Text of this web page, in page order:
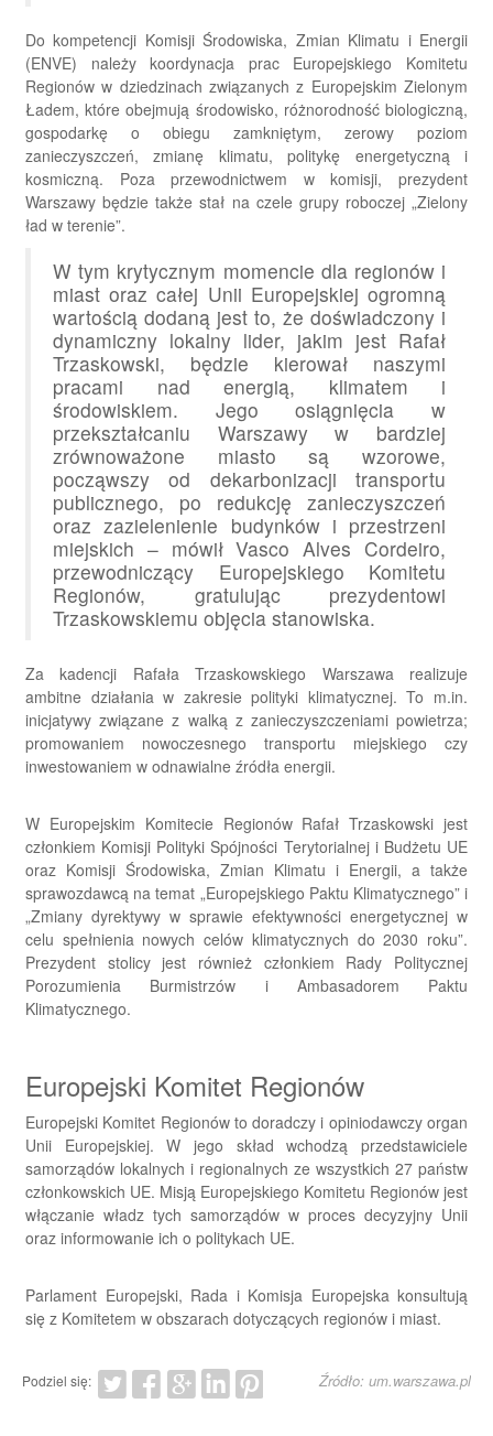
Do kompetencji Komisji Środowiska, Zmian Klimatu i Energii
(ENVE) należy koordynacja prac Europejskiego Komitetu
Regionów w dziedzinach związanych z Europejskim Zielonym
Ładem, które obejmują środowisko, różnorodność biologiczną,
gospodarkę o obiegu zamkniętym, zerowy poziom
zanieczyszczeń, zmianę klimatu, politykę energetyczną i
kosmiczną. Poza przewodnictwem w komisji, prezydent
Warszawy będzie także stał na czele grupy roboczej „Zielony
ład w terenie”.
W tym krytycznym momencie dla regionów i
miast oraz całej Unii Europejskiej ogromną
wartością dodaną jest to, że doświadczony i
dynamiczny lokalny lider, jakim jest Rafał
Trzaskowski, będzie kierował naszymi
pracami nad energią, klimatem i
środowiskiem. Jego osiągnięcia w
przekształcaniu Warszawy w bardziej
zrównoważone miasto są wzorowe,
począwszy od dekarbonizacji transportu
publicznego, po redukcję zanieczyszczeń
oraz zazielenienie budynków i przestrzeni
miejskich – mówił Vasco Alves Cordeiro,
przewodniczący Europejskiego Komitetu
Regionów, gratulując prezydentowi
Trzaskowskiemu objęcia stanowiska.
Za kadencji Rafała Trzaskowskiego Warszawa realizuje
ambitne działania w zakresie polityki klimatycznej. To m.in.
inicjatywy związane z walką z zanieczyszczeniami powietrza;
promowaniem nowoczesnego transportu miejskiego czy
inwestowaniem w odnawialne źródła energii.
W Europejskim Komitecie Regionów Rafał Trzaskowski jest
członkiem Komisji Polityki Spójności Terytorialnej i Budżetu UE
oraz Komisji Środowiska, Zmian Klimatu i Energii, a także
sprawozdawcą na temat „Europejskiego Paktu Klimatycznego” i
„Zmiany dyrektywy w sprawie efektywności energetycznej w
celu spełnienia nowych celów klimatycznych do 2030 roku”.
Prezydent stolicy jest również członkiem Rady Politycznej
Porozumienia Burmistrzów i Ambasadorem Paktu
Klimatycznego.
Europejski Komitet Regionów
Europejski Komitet Regionów to doradczy i opiniodawczy organ
Unii Europejskiej. W jego skład wchodzą przedstawiciele
samorządów lokalnych i regionalnych ze wszystkich 27 państw
członkowskich UE. Misją Europejskiego Komitetu Regionów jest
włączanie władz tych samorządów w proces decyzyjny Unii
oraz informowanie ich o politykach UE.
Parlament Europejski, Rada i Komisja Europejska konsultują
się z Komitetem w obszarach dotyczących regionów i miast.
Podziel się: Źródło: um.warszawa.pl